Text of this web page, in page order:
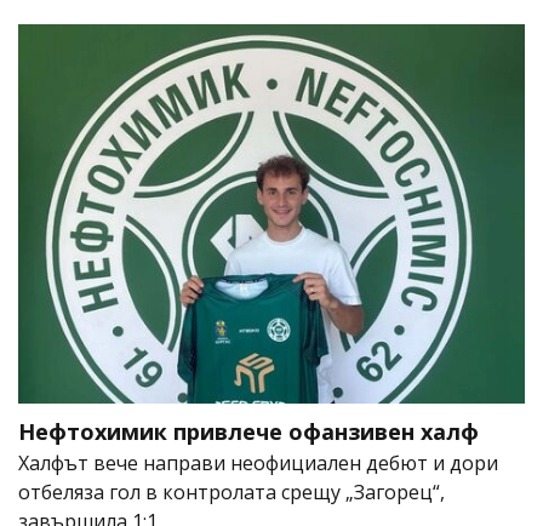
Нефтохимик привлече офанзивен халф
Халфът вече направи неофициален дебют и дори
отбеляза гол в контролата срещу „Загорец“,